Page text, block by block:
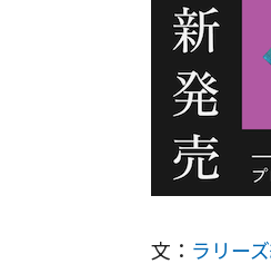
文： ラリー